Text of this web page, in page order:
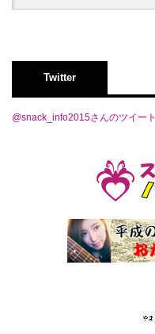
Twitter
@snack_info2015さんのツイート